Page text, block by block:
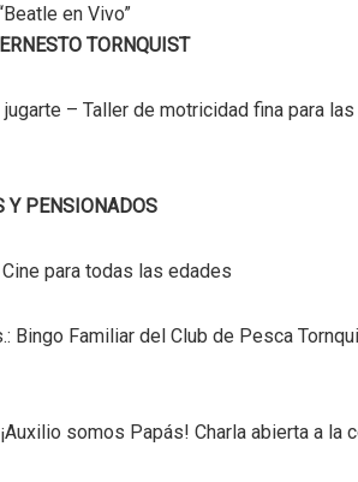
en Vivo”
TORNQUIST
– Taller de motricidad fina para
Y PENSIONADOS
para todas las edades
Bingo Familiar del Club de Pesca
somos Papás! Charla abierta a la